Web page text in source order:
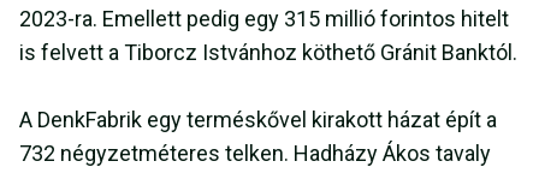
2023-ra. Emellett pedig egy 315 millió forintos hitelt
is felvett a Tiborcz Istvánhoz köthető Gránit Banktól.
A DenkFabrik egy terméskővel kirakott házat épít a
732 négyzetméteres telken. Hadházy Ákos tavaly